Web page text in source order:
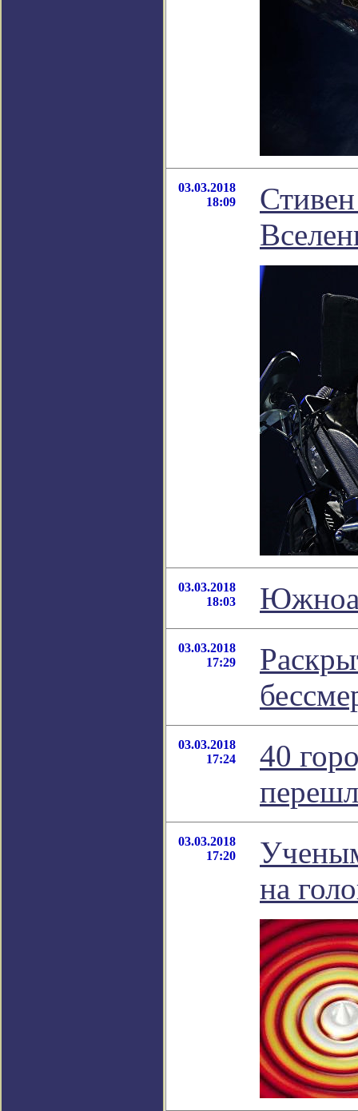
03.03.2018
18:09
03.03.2018
18:03
03.03.2018
17:29
03.03.2018
17:24
40
03.03.2018
17:20
на